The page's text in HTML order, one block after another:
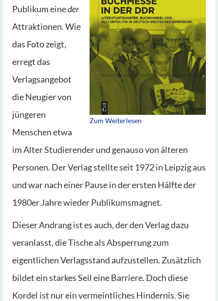
Zum Weiterlesen
Publikum eineder
Attraktionen. Wie
das Foto zeigt,
erregt das
Verlagsangebot
die Neugier von
jüngeren
Menschen etwa
im Alter Studierender und genauso von älteren
Personen. Der Verlag stellte seit 1972 in Leipzig aus
und war nach einer Pause in der ersten Hälfte der
1980er Jahre wieder Publikumsmagnet.
Dieser Andrang ist es auch, der den Verlag dazu
veranlasst, die Tische als Absperrung zum
eigentlichen Verlagsstand aufzustellen. Zusätzlich
bildet ein starkes Seil eine Barriere. Doch diese
Kordel ist nur ein vermeintliches Hindernis. Sie